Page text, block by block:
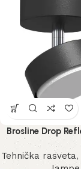
Brosline Drop
80 mm 100
Tehnička rasveta,